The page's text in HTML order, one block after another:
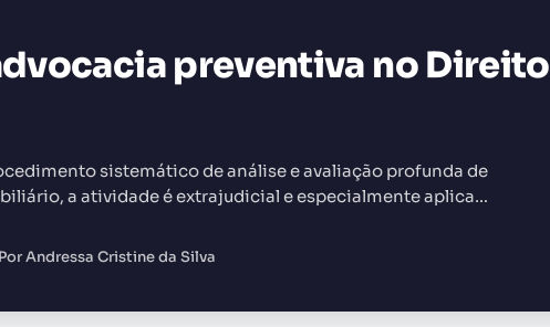
preventiva no Direito
sistemático de análise e avaliação profunda de
a atividade é extrajudicial e especialmente aplicada
Andressa Cristine da Silva
ESTE CONTEÚDO